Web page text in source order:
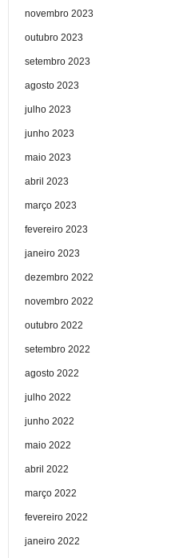
novembro 2023
outubro 2023
setembro 2023
agosto 2023
julho 2023
junho 2023
maio 2023
abril 2023
março 2023
fevereiro 2023
janeiro 2023
dezembro 2022
novembro 2022
outubro 2022
setembro 2022
agosto 2022
julho 2022
junho 2022
maio 2022
abril 2022
março 2022
fevereiro 2022
janeiro 2022